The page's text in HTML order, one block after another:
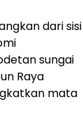
dari sisi
sungai
Raya
mata